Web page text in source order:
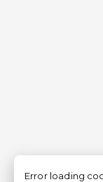
Error loading